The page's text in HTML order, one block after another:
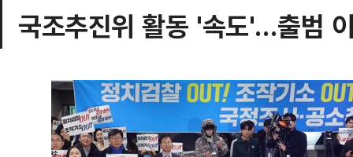
국조추진위 활동 '속도'…출범